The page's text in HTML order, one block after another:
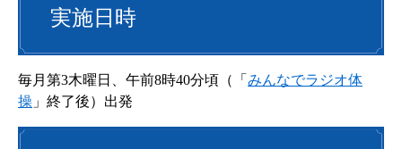
実施日時
毎月第3木曜日、午前8時40分頃（「 みんなでラジオ体
操 」終了後）出発